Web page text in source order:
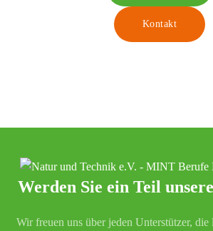
Kontakt
Werden Sie ein Teil
Wir freuen uns über jeden Unterstützer,